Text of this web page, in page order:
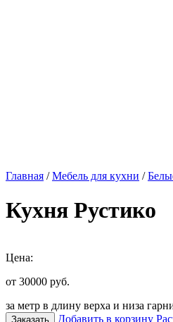
Главная /Мебель для кухни /
Кухня Рустико
Цена:
от 30000 руб.
за метр в длину верха и низа
Заказать Добавить в корзину